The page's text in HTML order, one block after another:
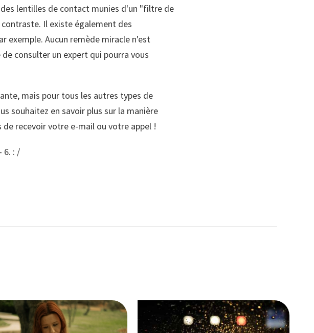
lentilles de contact munies d'un "filtre de
Il existe également des
exemple. Aucun remède miracle n'est
consulter un expert qui pourra vous
mais pour tous les autres types de
souhaitez en savoir plus sur la manière
recevoir votre e-mail ou votre appel !
6. : /